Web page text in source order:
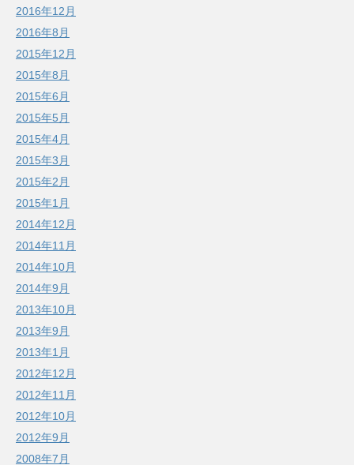
2016年12月
2016年8月
2015年12月
2015年8月
2015年6月
2015年5月
2015年4月
2015年3月
2015年2月
2015年1月
2014年12月
2014年11月
2014年10月
2014年9月
2013年10月
2013年9月
2013年1月
2012年12月
2012年11月
2012年10月
2012年9月
2008年7月